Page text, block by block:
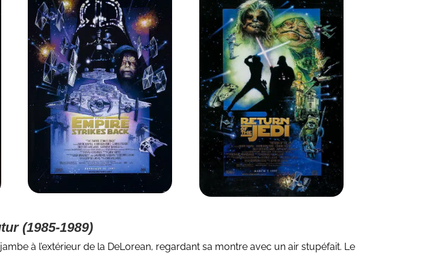
(1985-1989)
à l’extérieur de la DeLorean, regardant sa montre avec un air stupéfait. Le